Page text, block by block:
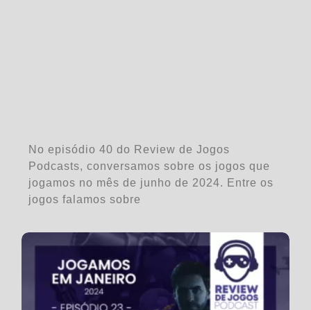
No episódio 40 do Review de Jogos
Podcasts, conversamos sobre os jogos que
jogamos no mês de junho de 2024. Entre os
jogos falamos sobre